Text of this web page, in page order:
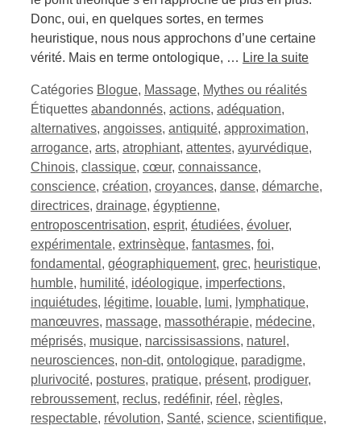
Donc, oui, en quelques sortes, en termes
heuristique, nous nous approchons d’une certaine
vérité. Mais en terme ontologique, … Lire la suite
Catégories Blogue, Massage, Mythes ou réalités
Étiquettes abandonnés, actions, adéquation,
alternatives, angoisses, antiquité, approximation,
arrogance, arts, atrophiant, attentes, ayurvédique,
Chinois, classique, cœur, connaissance,
conscience, création, croyances, danse, démarche,
directrices, drainage, égyptienne,
entroposcentrisation, esprit, étudiées, évoluer,
expérimentale, extrinsèque, fantasmes, foi,
fondamental , géographiquement, grec, heuristique,
humble, humilité, idéologique, imperfections,
inquiétudes, légitime, louable, lumi, lymphatique,
manœuvres, massage, massothérapie, médecine,
méprisés, musique, narcissisassions, naturel ,
neurosciences, non-dit, ontologique, paradigme,
plurivocité, postures, pratique, présent, prodiguer,
rebroussement, reclus, redéfinir, réel , règles,
respectable, révolution, Santé, science, scientifique,